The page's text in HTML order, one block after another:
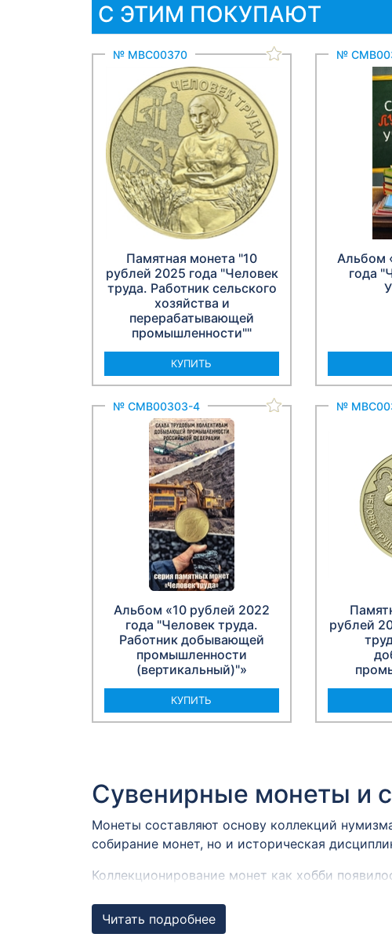
С ЭТИМ ПОКУПАЮТ
№ МВС00370
Памятная монета "10
рублей 2025 года "Человек
труда. Работник сельского
хозяйства и
перерабатывающей
промышленности""
КУПИТЬ
№
Альбом
года
№ СМВ00303-4
Альбом «10 рублей 2022
года "Человек труда.
Работник добывающей
промышленности
(вертикальный)"»
КУПИТЬ
№
рублей
Сувенирные монеты и
Монеты составляют основу коллекций
собирание монет, но и историческая
Коллекционирование монет как хобби
описаниями содержавшихся в них монет.
собиралась, как правило, бессистемно
Читать подробнее